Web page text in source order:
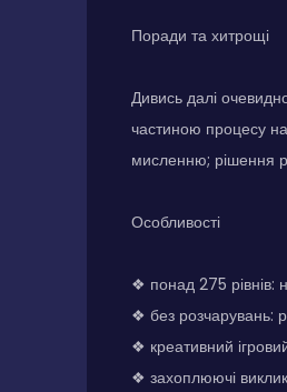
Поради та хитрощі
Дивись далі
частиною процесу
мисленню; рішення
Особливості
❖ понад 275 рівнів:
❖ без розчарувань:
❖ креативний
❖ захоплюючі